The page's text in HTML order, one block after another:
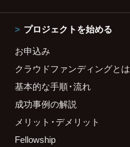
プロジェクトを始める
お申込み
クラウドファンディングとは
基本的な手順・流れ
成功事例の解説
メリット・デメリット
Fellowship